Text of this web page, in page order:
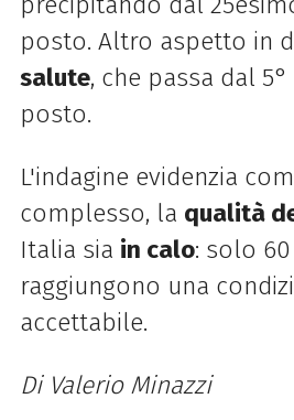
posto. Altro aspetto in
salute, che passa dal
posto.
L'indagine evidenzia
complesso, la qualità
Italia sia in calo: solo
raggiungono una
accettabile.
Di Valerio Minazzi